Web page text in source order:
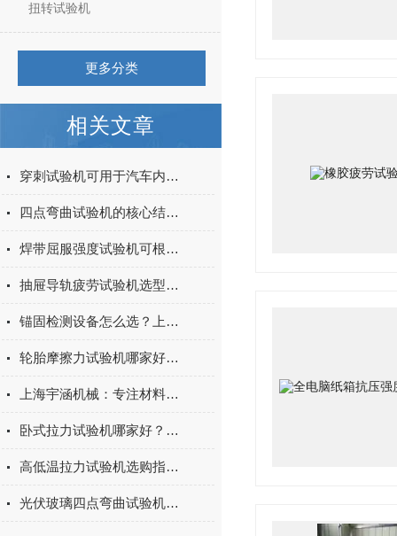
扭转试验机
更多分类
相关文章
穿刺试验机可用于汽车内饰表皮、防撞缓冲材料得性能测试
四点弯曲试验机的核心结构与工作原理特点
焊带屈服强度试验机可根据不同标准和试验需求调整试验条件
抽屉导轨疲劳试验机选型指南：如何量化评估家具五金的耐用性
锚固检测设备怎么选？上海宇涵膨胀螺丝拉拔试验机品牌评测
轮胎摩擦力试验机哪家好？上海宇涵试验机综合评测
上海宇涵机械：专注材料力学检测，电池片拉力试验机助力光伏品质管控
卧式拉力试验机哪家好？2026年国产实力厂家实测推荐
高低温拉力试验机选购指南：聚焦上海宇涵的技术实力与可靠方案
光伏玻璃四点弯曲试验机的重要性